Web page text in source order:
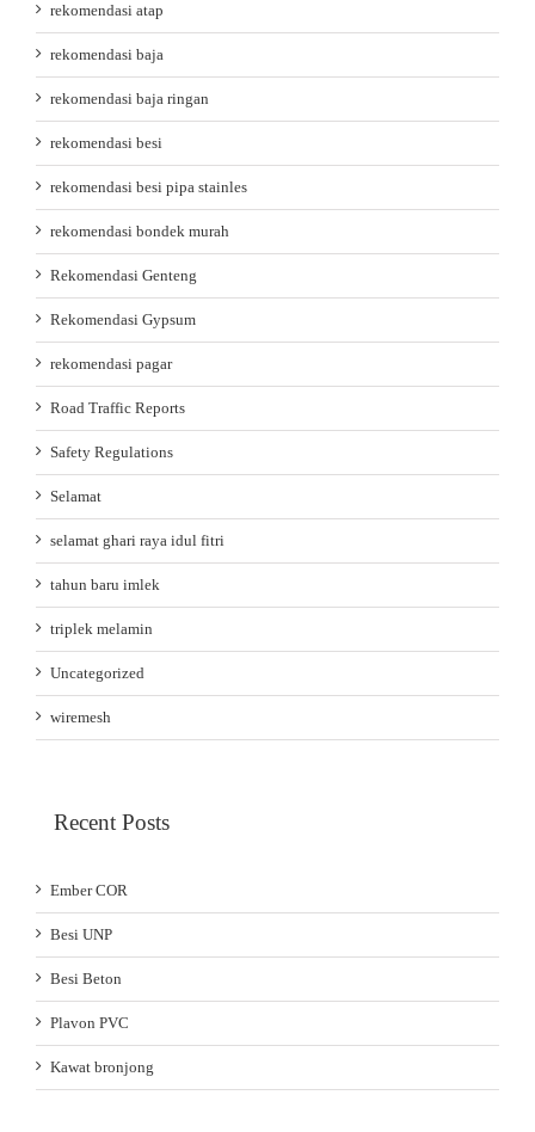
rekomendasi atap
rekomendasi baja
rekomendasi baja ringan
rekomendasi besi
rekomendasi besi pipa stainles
rekomendasi bondek murah
Rekomendasi Genteng
Rekomendasi Gypsum
rekomendasi pagar
Road Traffic Reports
Safety Regulations
Selamat
selamat ghari raya idul fitri
tahun baru imlek
triplek melamin
Uncategorized
wiremesh
Recent Posts
Ember COR
Besi UNP
Besi Beton
Plavon PVC
Kawat bronjong